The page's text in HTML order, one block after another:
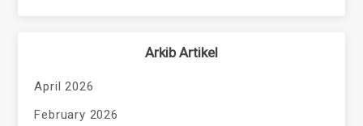
Arkib Artikel
April 2026
February 2026